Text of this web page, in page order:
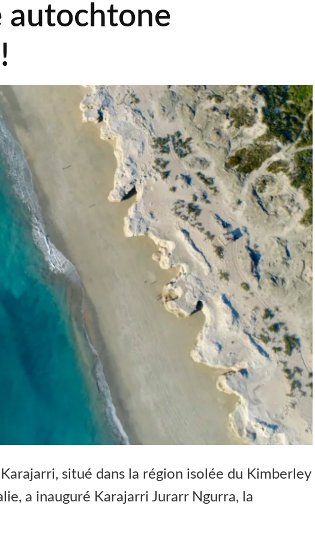
autochtone
situé dans la région isolée du Kimberley
a inauguré Karajarri Jurarr Ngurra, la